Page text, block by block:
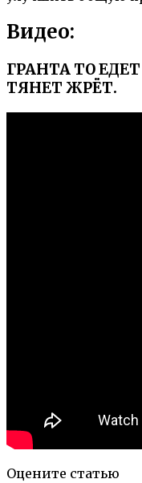
Видео:
ГРАНТА ТО
ТЯНЕТ ЖРЁТ.
Оцените статью